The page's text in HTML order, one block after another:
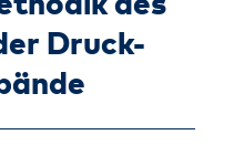
Druck-